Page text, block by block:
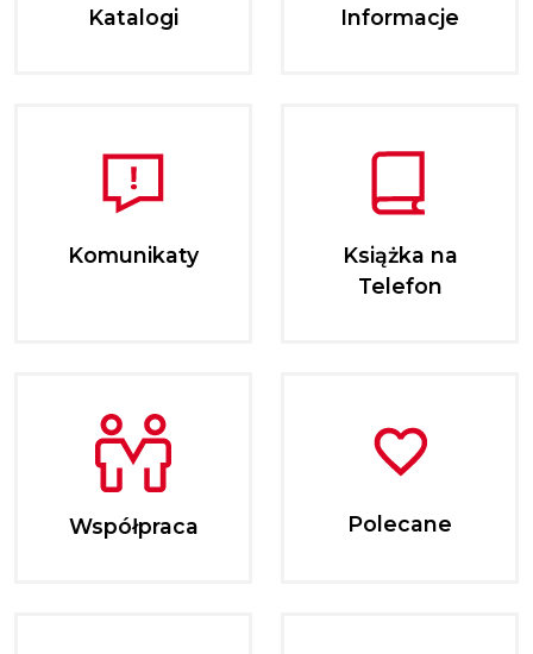
Katalogi Informacje
Komunikaty
Książka na
Telefon
Współpraca Polecane